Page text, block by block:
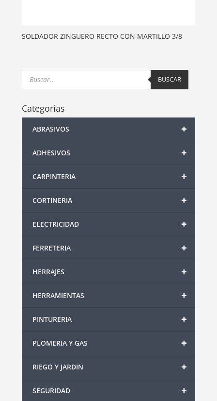
SOLDADOR ZINGUERO RECTO CON MARTILLO 3/8
Products
search BUSCAR
Categorías
+
ABRASIVOS
+
ADHESIVOS
+
CARPINTERIA
+
CORTINERIA
+
ELECTRICIDAD
+
FERRETERIA
+
HERRAJES
+
HERRAMIENTAS
+
PINTURERIA
+
PLOMERIA Y GAS
+
RIEGO Y JARDIN
+
SEGURIDAD